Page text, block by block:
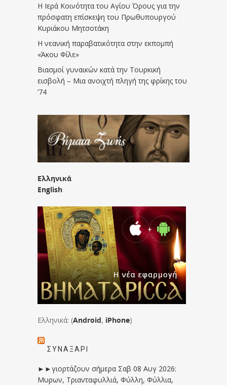
Η Ιερά Κοινότητα του Αγίου Όρους για την
πρόσφατη επίσκεψη του Πρωθυπουργού
Κυριάκου Μητσοτάκη
Η νεανική παραβατικότητα στην εκπομπή
«Άκου Φίλε»
Βιασμοί γυναικών κατά την Τουρκική
εισβολή – Μια ανοιχτή πληγή της φρίκης του
’74
Ελληνικά
English
Ελληνικά: (Android, iPhone)
ΣΥΝΑΞΆΡΙ
►►γιορτάζουν σήμερα Σαβ 08 Αυγ 2026:
Μυρων, Τριανταφυλλιά, Φύλλη, Φύλλια,